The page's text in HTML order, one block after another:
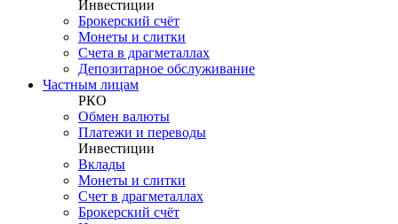
Инвестиции
Брокерский счёт
Монеты и слитки
Счета в драгметаллах
Депозитарное обслуживание
Частным лицам
РКО
Обмен валюты
Платежи и переводы
Инвестиции
Вклады
Монеты и слитки
Счет в драгметаллах
Брокерский счёт